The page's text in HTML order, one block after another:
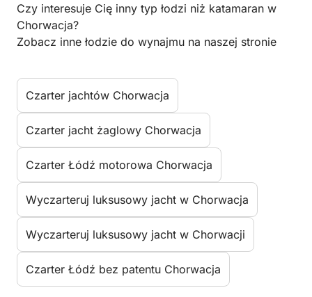
Czy interesuje Cię inny typ łodzi niż katamaran w
Chorwacja?
Zobacz inne łodzie do wynajmu na naszej stronie
Czarter jachtów Chorwacja
Czarter jacht żaglowy Chorwacja
Czarter Łódź motorowa Chorwacja
Wyczarteruj luksusowy jacht w Chorwacja
Wyczarteruj luksusowy jacht w Chorwacji
Czarter Łódź bez patentu Chorwacja